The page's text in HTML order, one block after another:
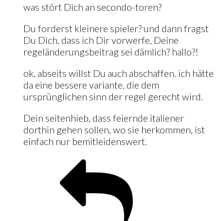
was stört Dich an secondo-toren?
Du forderst kleinere spieler? und dann fragst
Du Dich, dass ich Dir vorwerfe, Deine
regeländerungsbeitrag sei dämlich? hallo?!
ok, abseits willst Du auch abschaffen. ich hätte
da eine bessere variante, die dem
ursprünglichen sinn der regel gerecht wird.
Dein seitenhieb, dass feiernde italiener
dorthin gehen sollen, wo sie herkommen, ist
einfach nur bemitleidenswert.